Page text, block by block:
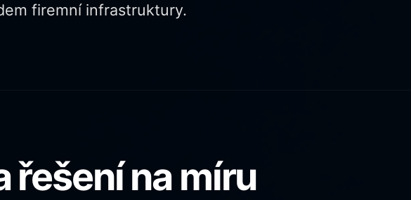
firemní infrastruktury.
řešení na míru